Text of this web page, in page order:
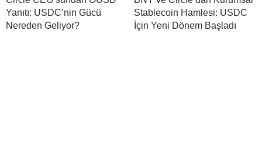
Yanıtı: USDC’nin Gücü
Nereden Geliyor?
Stablecoin Hamlesi: USDC
İçin Yeni Dönem Başladı